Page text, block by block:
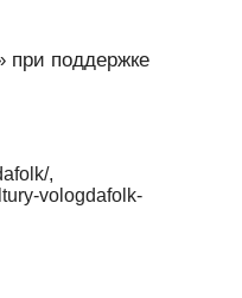
при поддержке
,
vologdafolk-